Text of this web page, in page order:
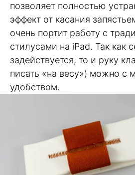
позволяет полностью
эффект от касания
очень портит работу с
стилусами на iPad. Так как
задействуется, то и руку
писать «на весу») можно с
удобством.